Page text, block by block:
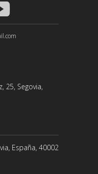
25, Segovia,
España, 40002